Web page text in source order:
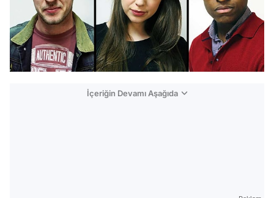
İçeriğin Devamı Aşağıda